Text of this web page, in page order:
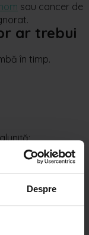
Despre
sau cancer de
ar trebui
în timp.
modificări,
Dr. Leventer